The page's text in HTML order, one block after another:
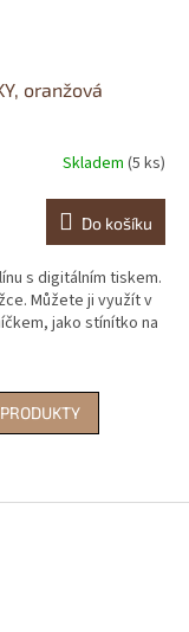
oranžová
Skladem (5 ks)
Do košíku
s digitálním tiskem.
Můžete ji využít v
jako stínítko na